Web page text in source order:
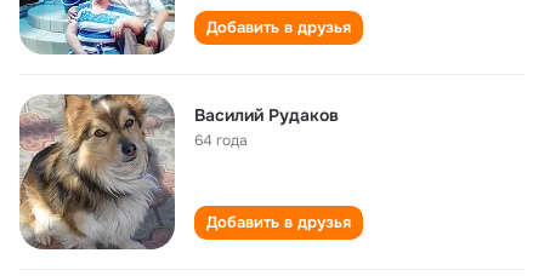
Добавить в друзья
Василий Рудаков
64 года
Добавить в друзья